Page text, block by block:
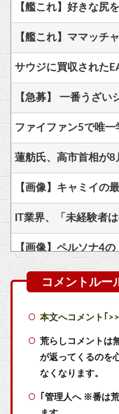
【艦これ】好きな尻
【艦これ】ママッチ
【急募】 一番うざい
ファイファン5で唯一
ドラクエ11クリアし
本文へコメント｢
荒らしコメントは
が返ってくるのを
なくなります。
｢管理人へ ※番は